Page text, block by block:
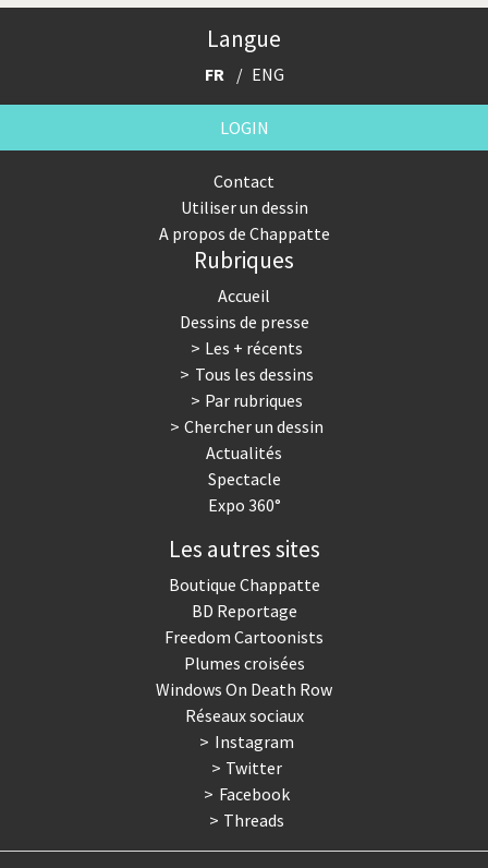
Le Best-Of Le boson de Higgs
Pascal Couchepin
Pauvres banques suisses! Peur des virus
SOS l'Europe!
Souvenir de Fukushima Terrorisme
Un monde de foot
Langue
FR ENG
LOGIN
Contact
Utiliser un dessin
A propos de Chappatte
Rubriques
Accueil
Dessins de presse
Les + récents
Tous les dessins
Par rubriques
Chercher un dessin
Actualités
Spectacle
Expo 360°
Les autres sites
Boutique Chappatte
BD Reportage
Freedom Cartoonists
Plumes croisées
Windows On Death Row
Réseaux sociaux
Instagram
Twitter
Facebook
Threads